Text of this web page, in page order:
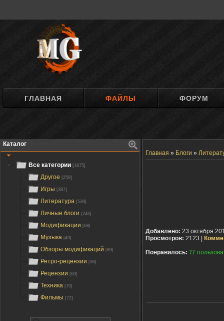
ГЛАВНАЯ ФАЙЛЫ ФОРУМ
Каталог
Все категории [1875]
Другое [259]
Игры [387]
Литература [539]
Личные блоги [246]
Модификации [68]
Музыка [49]
Обзоры модификаций [89]
Ретро-рецензии [36]
Рецензии [60]
Техника [70]
Фильмы [72]
Главная » Блоги »
Добавлено: 23 октября
Просмотров: 2123 |
Понравилось: 11